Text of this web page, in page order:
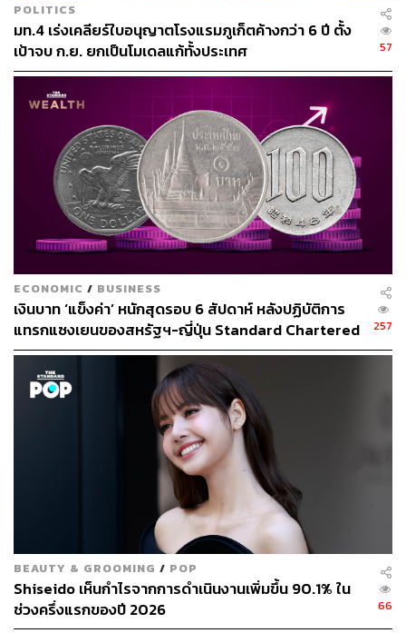
POLITICS
มท.4 เร่งเคลียร์ใบอนุญาตโรงแรมภูเก็ตค้างกว่า 6 ปี ตั้ง
เป้าจบ ก.ย. ยกเป็นโมเดลแก้ทั้งประเทศ
57
ECONOMIC / BUSINESS
เงินบาท ‘แข็งค่า’ หนักสุดรอบ 6 สัปดาห์ หลังปฏิบัติการ
แทรกแซงเยนของสหรัฐฯ-ญี่ปุ่น Standard Chartered
เปิดเป้าสิ้นปีนี้จ่อแข็งต่อแตะ 32.50 บาทต่อดอลลาร์
257
BEAUTY & GROOMING / POP
Shiseido เห็นกำไรจากการดำเนินงานเพิ่มขึ้น 90.1% ใน
ช่วงครึ่งแรกของปี 2026
66